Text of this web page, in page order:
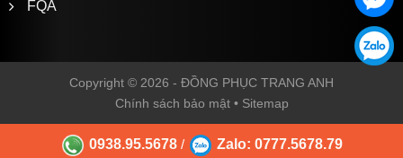
FQA
Copyright © 2026 - ĐỒNG PHỤC TRANG ANH
Chính sách bảo mật• Sitemap
0938.95.5678 / Zalo: 0777.5678.79